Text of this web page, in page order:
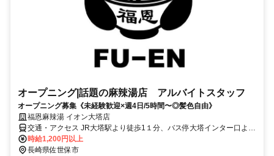
オープニング|話題の麻辣湯店 アルバイトスタッフ
オープニング募集《未経験歓迎×週4日/5時間〜◎髪色自由》
福恩麻辣湯 イオン大塔店
交通・アクセス JR大塔駅より徒歩1１分、バス停大塔インター口より
徒歩1分
時給1,200円以上
長崎県佐世保市